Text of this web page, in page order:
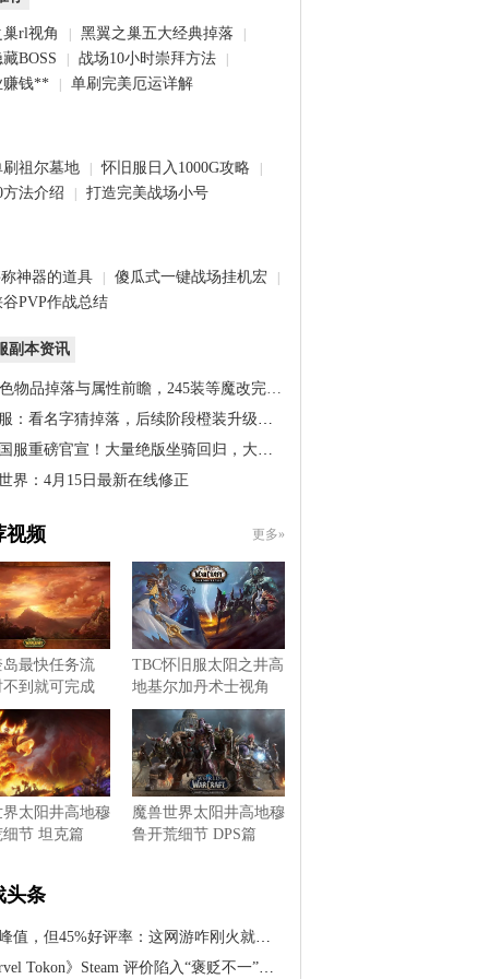
rl视角 黑翼之巢五大经典掉落
BOSS 战场10小时崇拜方法
赚钱** 单刷完美厄运详解
祖尔墓地 怀旧服日入1000G攻略
方法介绍 打造完美战场小号
神器的道具 傻瓜式一键战场挂机宏
PVP作战总结
副本资讯
物品掉落与属性前瞻，245装等魔改完…
：看名字猜掉落，后续阶段橙装升级道…
服重磅官宣！大量绝版坐骑回归，大米…
界：4月15日最新在线修正
视频 更多»
最快任务流
到就可完成
TBC怀旧服太阳之井高
地基尔加丹术士视角
太阳井高地穆
节 坦克篇
魔兽世界太阳井高地穆
鲁开荒细节 DPS篇
头条
值，但45%好评率：这网游咋刚火就翻车了？
》Steam 评价陷入“褒贬不一”，PC 移植版表现糟糕引发玩家投诉，Arc System Works 对此做出…